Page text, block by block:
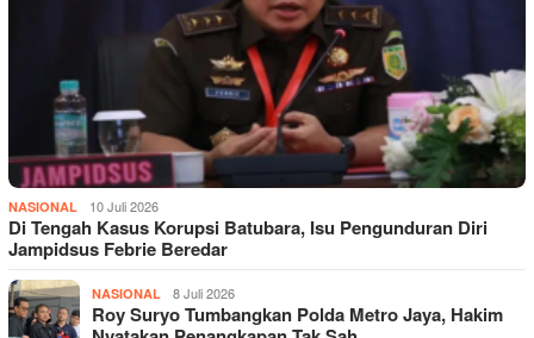
NASIONAL 10 Juli 2026
Di Tengah Kasus Korupsi Batubara, Isu Pengunduran Diri
Jampidsus Febrie Beredar
NASIONAL 8 Juli 2026
Roy Suryo Tumbangkan Polda Metro Jaya, Hakim